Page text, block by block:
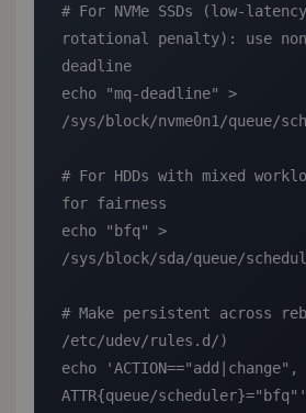
# For NVMe SSDs (low-
rotational penalty): use
deadline
echo "mq-deadline" >
/sys/block/nvme0n1/queue/
# For HDDs with mixed
for fairness
echo "bfq" >
/sys/block/sda/queue/
# Make persistent across
/etc/udev/rules.d/)
echo 'ACTION=="add|change",
ATTR{queue/scheduler}="bfq"'